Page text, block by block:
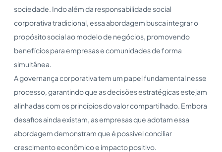
sociedade. Indo além da responsabilidade social
corporativa tradicional, essa abordagem busca integrar o
propósito social ao modelo de negócios, promovendo
benefícios para empresas e comunidades de forma
simultânea.
A governança corporativa tem um papel fundamental nesse
processo, garantindo que as decisões estratégicas estejam
alinhadas com os princípios do valor compartilhado. Embora
desafios ainda existam, as empresas que adotam essa
abordagem demonstram que é possível conciliar
crescimento econômico e impacto positivo.